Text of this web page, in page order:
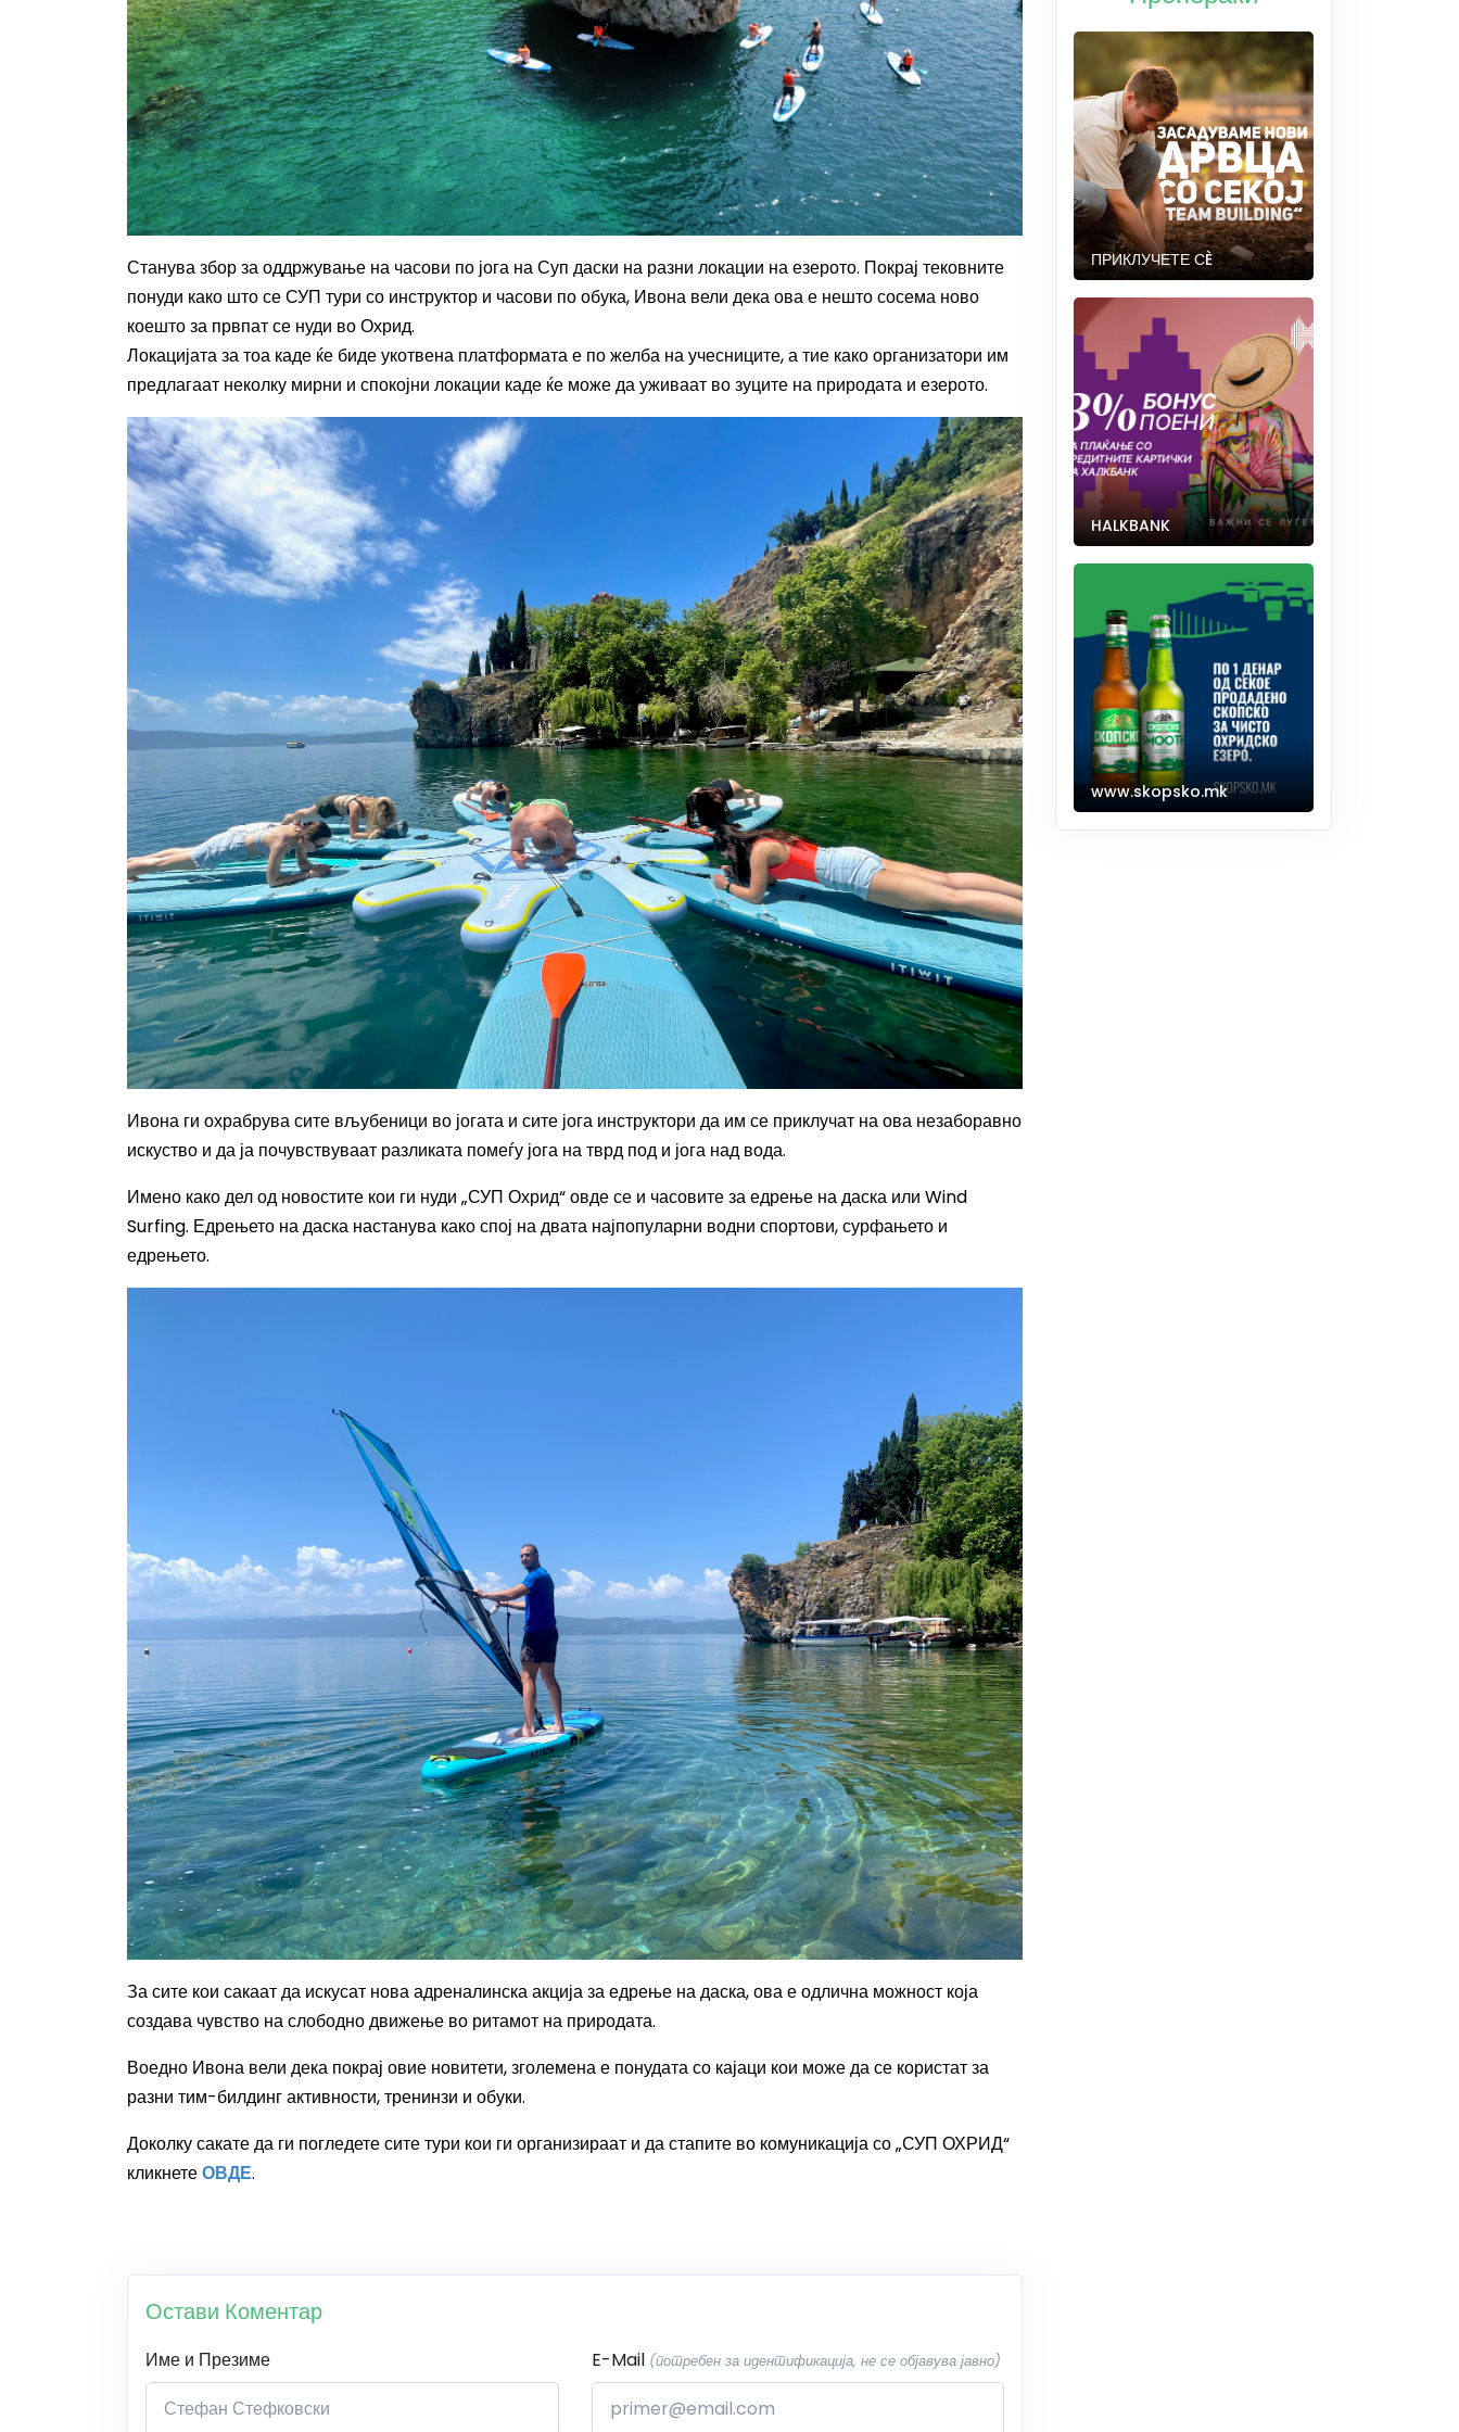
Станува збор за оддржување на часови по јога на Суп даски на разни локации на езерото. Покрај тековните
понуди како што се СУП тури со инструктор и часови по обука, Ивона вели дека ова е нешто сосема ново
коешто за првпат се нуди во Охрид.
Локацијата за тоа каде ќе биде укотвена платформата е по желба на учесниците, а тие како организатори им
предлагаат неколку мирни и спокојни локации каде ќе може да уживаат во зуците на природата и езерото.
Ивона ги охрабрува сите вљубеници во јогата и сите јога инструктори да им се приклучат на ова незаборавно
искуство и да ја почувствуваат разликата помеѓу јога на тврд под и јога над вода.
Имено како дел од новостите кои ги нуди „СУП Охрид“ овде се и часовите за едрење на даска или Wind
Surfing. Едрењето на даска настанува како спој на двата најпопуларни водни спортови, сурфањето и
едрењето.
За сите кои сакаат да искусат нова адреналинска акција за едрење на даска, ова е одлична можност која
создава чувство на слободно движење во ритамот на природата.
Воедно Ивона вели дека покрај овие новитети, зголемена е понудата со кајаци кои може да се користат за
разни тим-билдинг активности, тренинзи и обуки.
Доколку сакате да ги погледете сите тури кои ги организираат и да стапите во комуникација со „СУП ОХРИД“
кликнетеОВДЕ.
Остави Коментар
Име и Презиме E-Mail (потребен за идентификација, не се објавува јавно)
ПРИКЛУЧЕТЕ СÈ
HALKBANK
www.skopsko.mk